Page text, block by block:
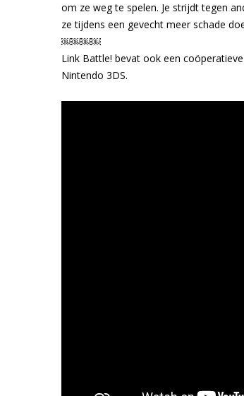
om ze weg te spelen. Je strijdt tegen
ze tijdens een gevecht meer schade
￼￼￼￼
Link Battle! bevat ook een
Nintendo 3DS.